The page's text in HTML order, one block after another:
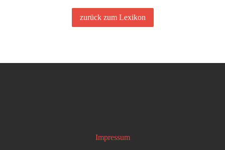
zurück zum Lexikon
Impressum